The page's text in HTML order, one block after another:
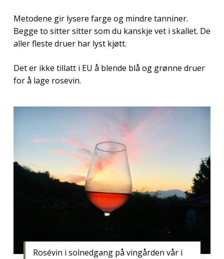
Metodene gir lysere farge og mindre tanniner.
Begge to sitter sitter som du kanskje vet i skallet. De
aller fleste druer har lyst kjøtt.
Det er ikke tillatt i EU å blende blå og grønne druer
for å lage rosevin.
Rosévin i solnedgang på vingården vår i